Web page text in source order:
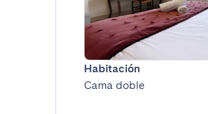
Habitación
Cama doble